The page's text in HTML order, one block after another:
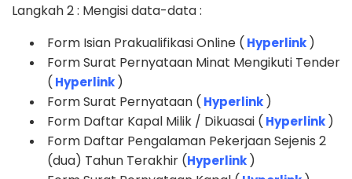
Langkah 2 : Mengisi data-data :
Form Isian Prakualifikasi Online ( Hyperlink )
Form Surat Pernyataan Minat Mengikuti Tender
( Hyperlink )
Form Surat Pernyataan ( Hyperlink )
Form Daftar Kapal Milik / Dikuasai ( Hyperlink )
Form Daftar Pengalaman Pekerjaan Sejenis 2
(dua) Tahun Terakhir (Hyperlink )